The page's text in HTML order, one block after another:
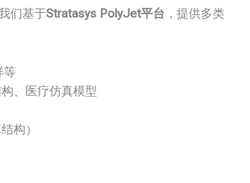
们基于Stratasys PolyJet平台 ，提供多类
等
、医疗仿真模型
构）